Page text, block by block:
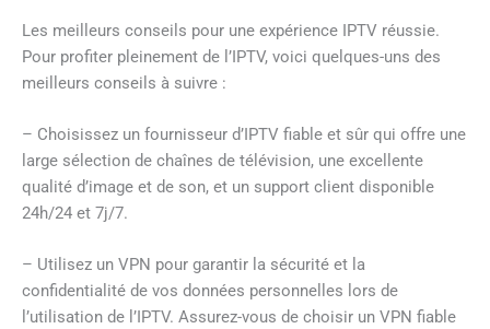
Les meilleurs conseils pour une expérience IPTV réussie.
Pour profiter pleinement de l’IPTV, voici quelques-uns des
meilleurs conseils à suivre :
– Choisissez un fournisseur d’IPTV fiable et sûr qui offre une
large sélection de chaînes de télévision, une excellente
qualité d’image et de son, et un support client disponible
24h/24 et 7j/7.
– Utilisez un VPN pour garantir la sécurité et la
confidentialité de vos données personnelles lors de
l’utilisation de l’IPTV. Assurez-vous de choisir un VPN fiable